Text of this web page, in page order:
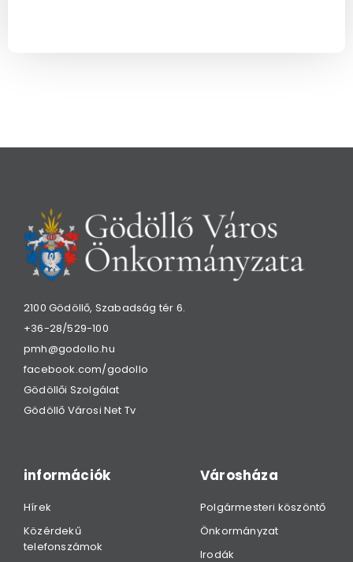
2100 Gödöllő, Szabadság tér 6.
+36-28/529-100
pmh@godollo.hu
facebook.com/godollo
Gödöllői Szolgálat
Gödöllő Városi Net Tv
információk
Hírek
Közérdekű
telefonszámok
Városháza
Polgármesteri köszöntő
Önkormányzat
Irodák